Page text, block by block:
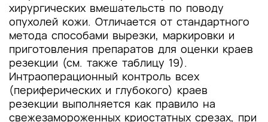
хирургических вмешательств по поводу
опухолей кожи. Отличается от стандартного
метода способами вырезки, маркировки и
приготовления препаратов для оценки краев
резекции (см. также таблицу 19).
Интраоперационный контроль всех
(периферических и глубокого) краев
резекции выполняется как правило на
свежезамороженных криостатных срезах, при